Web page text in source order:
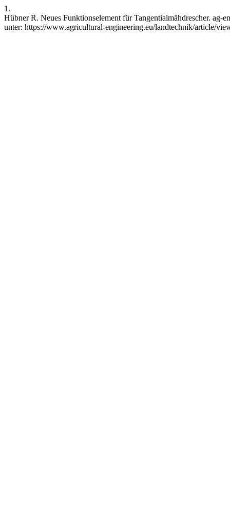
1.
Hübner R. Neues Funktionselement für Tangentialmähdrescher.
unter: https://www.agricultural-engineering.eu/landtechnik/article/